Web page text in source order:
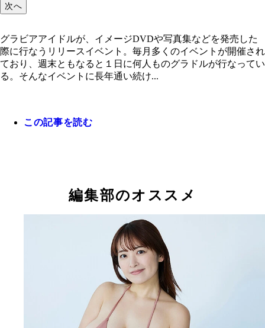
次へ
グラビアアイドルが、イメージDVDや写真集などを発売した
際に行なうリリースイベント。毎月多くのイベントが開催され
ており、週末ともなると１日に何人ものグラドルが行なってい
る。そんなイベントに長年通い続け...
この記事を読む
編集部のオススメ